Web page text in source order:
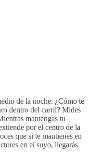
de la noche. ¿Cómo te
dentro del carril? Mides
mantengas tu
por el centro de la
que si te mantienes en
en el suyo, llegarás